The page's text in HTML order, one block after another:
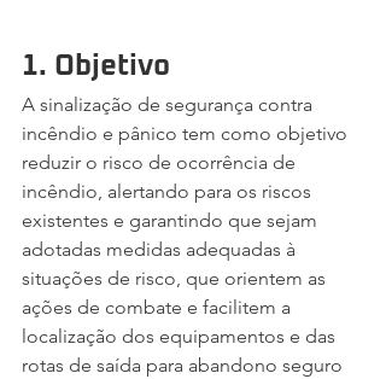
1. Objetivo
A sinalização de segurança contra
incêndio e pânico tem como objetivo
reduzir o risco de ocorrência de
incêndio, alertando para os riscos
existentes e garantindo que sejam
adotadas medidas adequadas à
situações de risco, que orientem as
ações de combate e facilitem a
localização dos equipamentos e das
rotas de saída para abandono seguro